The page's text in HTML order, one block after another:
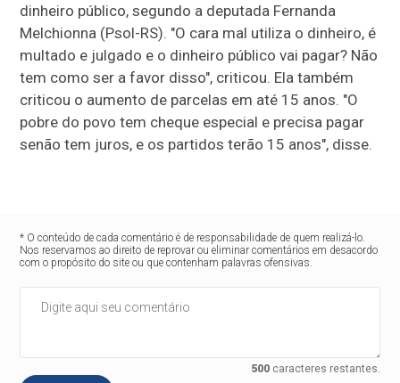
dinheiro público, segundo a deputada Fernanda
Melchionna (Psol-RS). "O cara mal utiliza o dinheiro, é
multado e julgado e o dinheiro público vai pagar? Não
tem como ser a favor disso", criticou. Ela também
criticou o aumento de parcelas em até 15 anos. "O
pobre do povo tem cheque especial e precisa pagar
senão tem juros, e os partidos terão 15 anos", disse.
* O conteúdo de cada comentário é de responsabilidade de quem realizá-lo.
Nos reservamos ao direito de reprovar ou eliminar comentários em desacordo
com o propósito do site ou que contenham palavras ofensivas.
500caracteres restantes.